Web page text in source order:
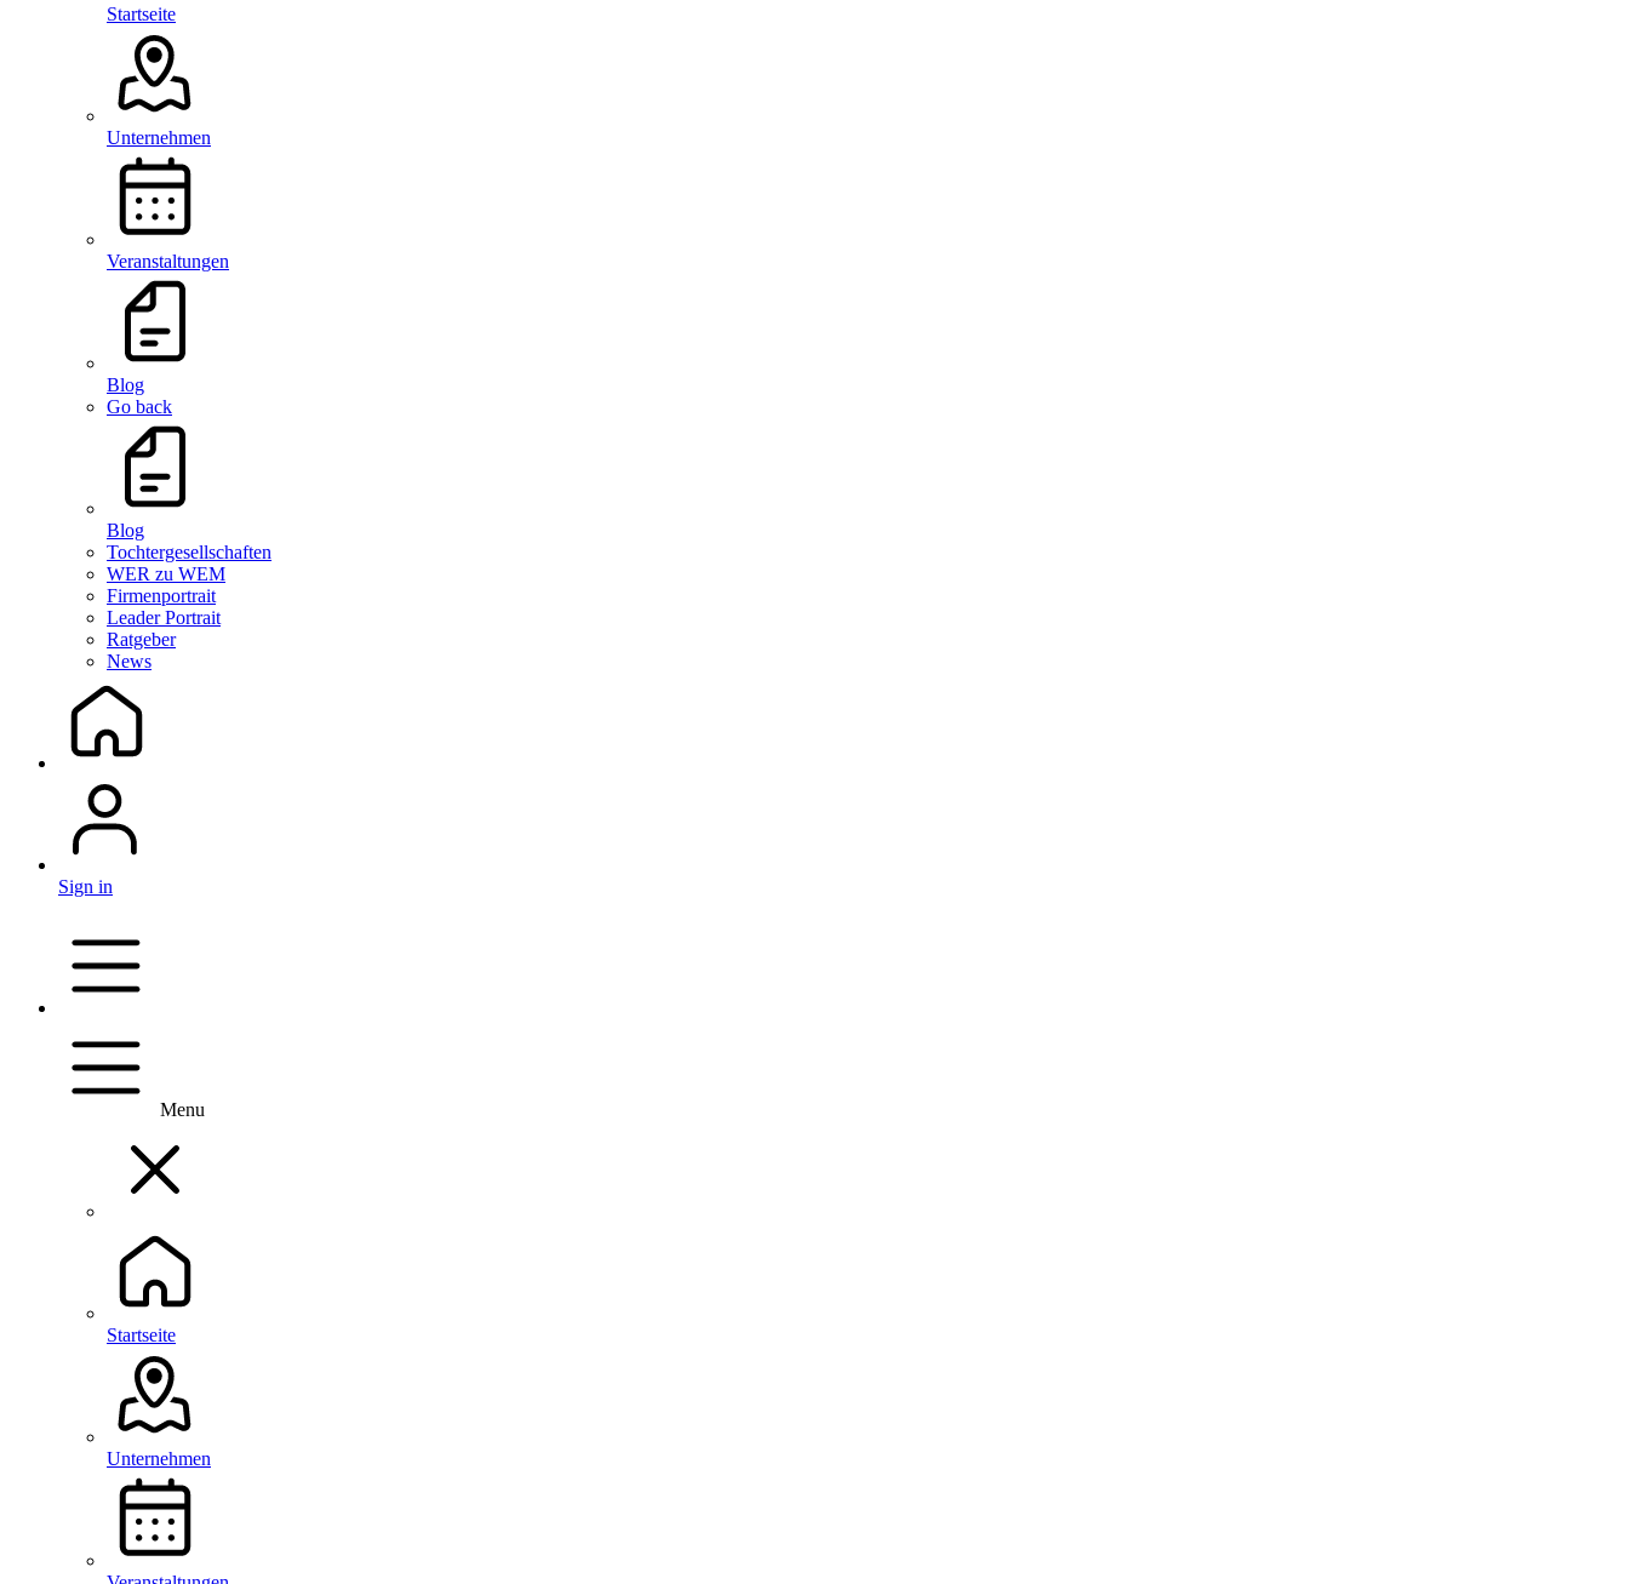
Startseite
Unternehmen
Veranstaltungen
Blog
Go back
Blog
Tochtergesellschaften
WER zu WEM
Firmenportrait
Leader Portrait
Ratgeber
News
Sign in
Menu
Startseite
Unternehmen